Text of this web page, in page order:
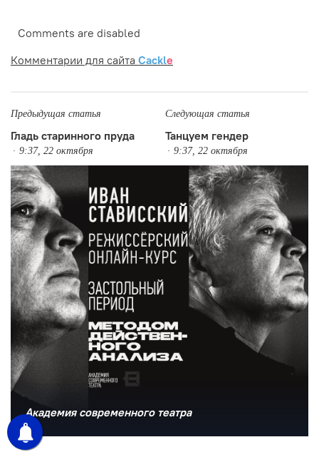
Comments are disabled
Комментарии для сайта Cackle
Предыдущая статья
Гладь старинного пруда
9:37, 22 октября
Следующая статья
Танцуем гендер
9:37, 22 октября
Академия современного театра